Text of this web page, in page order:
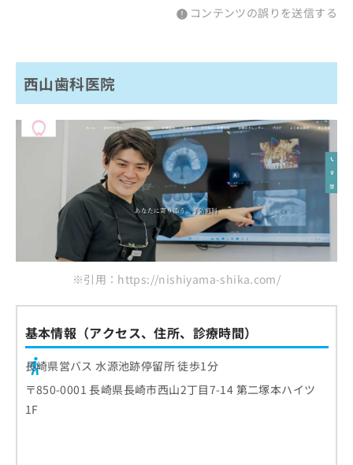
コンテンツの誤りを送信する
西山歯科医院
※引用：https://nishiyama-shika.com/
基本情報（アクセス、住所、診療時間）
長崎県営バス 水源池跡停留所 徒歩1分
〒850-0001 長崎県長崎市西山2丁目7-14 第二塚本ハイツ
1F